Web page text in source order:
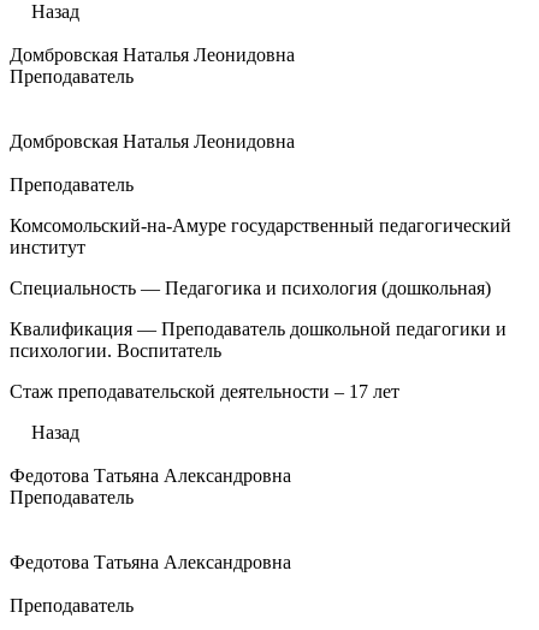
Назад
Домбровская Наталья Леонидовна
Преподаватель
Домбровская Наталья Леонидовна
Преподаватель
Комсомольский-на-Амуре государственный педагогический
институт
Специальность — Педагогика и психология (дошкольная)
Квалификация — Преподаватель дошкольной педагогики и
психологии. Воспитатель
Стаж преподавательской деятельности – 17 лет
Назад
Федотова Татьяна Александровна
Преподаватель
Федотова Татьяна Александровна
Преподаватель